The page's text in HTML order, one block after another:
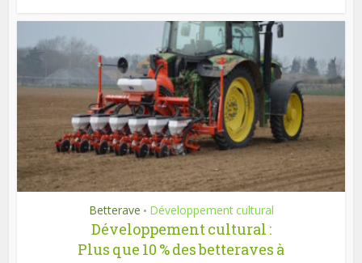
Betterave • Développement cultural
Développement cultural :
Plus que 10 % des betteraves à